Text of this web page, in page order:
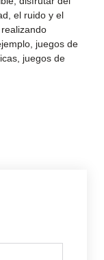
el ruido y el
juegos de
juegos de